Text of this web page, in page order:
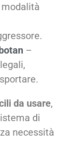
–
da usare,
di
necessità